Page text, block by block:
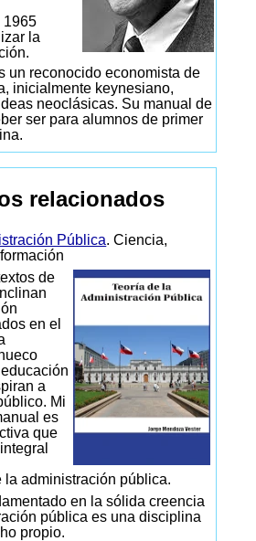
1965
la
un reconocido economista de
inicialmente keynesiano,
neoclásicas. Su manual de
ser para alumnos de primer
relacionados
Pública. Ciencia,
de
en el
a
Mi
es
que
la administración pública.
en la sólida creencia
pública es una disciplina
propio.